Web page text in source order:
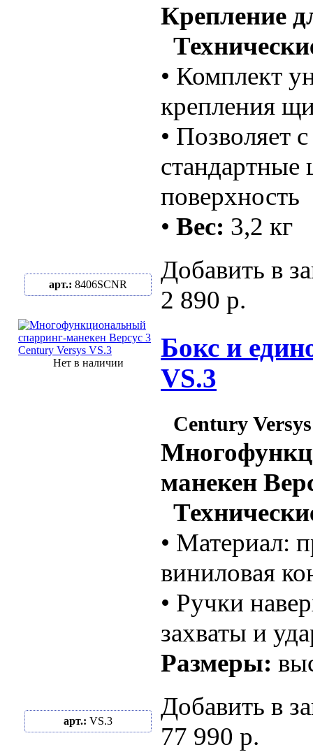
Крепление
• Комплект
крепления
• Позволяет
поверхность
• Вес: 3,2 кг
арт.: 8406SCNR
Добавить в
2 890 р.
Нет в наличии
Бокс и
VS.3
Century
манекен
• Материал:
виниловая
• Ручки
захваты и
Размеры:
арт.: VS.3
Добавить в
77 990 р.